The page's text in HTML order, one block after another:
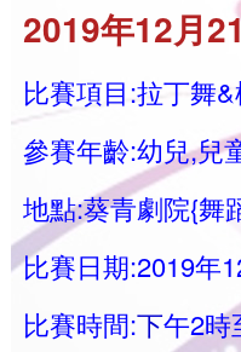
2019年12月
比賽項目:拉丁舞
參賽年齡:幼兒,兒
地點:葵青劇院{舞
比賽日期:2019年
比賽時間:下午2時